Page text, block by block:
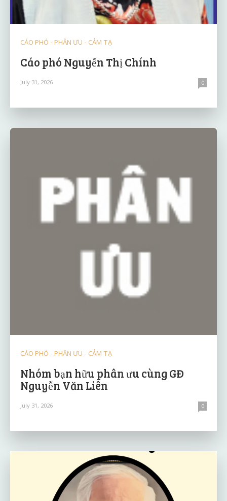
CÁO PHÓ - PHÂN ƯU - CẢM TẠ
Cáo phó Nguyễn Thị Chính
July 31, 2026 0
CÁO PHÓ - PHÂN ƯU - CẢM TẠ
Nhóm bạn hữu phân ưu cùng GĐ
Nguyễn Văn Liên
July 31, 2026 0